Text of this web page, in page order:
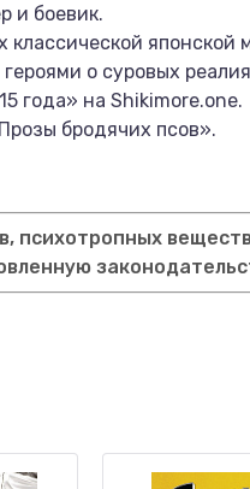
и боевик.
японской
о суровых
года» на Shikimore.one.
бродячих псов».
психотропных